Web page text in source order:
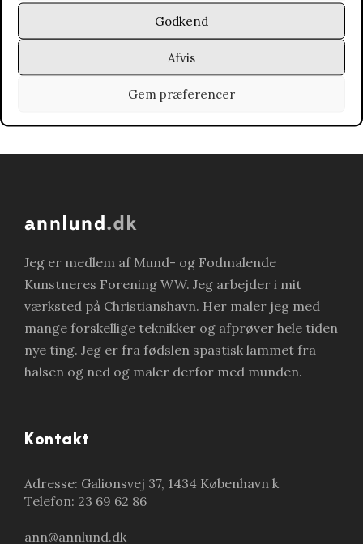
i
k
r
e
i
Godkend
Afvis
Gem præferencer
SENESTE KOMMENTARER
Jeg er medlem af Mund- og Fodmalende
Kunstneres Forening WW. Jeg arbejder i mit
værksted på Christianshavn. Her maler jeg med
mange forskellige teknikker og afprøver hele tiden
nye ting. Jeg er fra fødslen spastisk lammet fra
halsen og ned og maler derfor med munden.
Kontakt
Adresse: Galionsvej 37, 1434 København k
Telefon: 23 69 62 86
ann@annlund.dk